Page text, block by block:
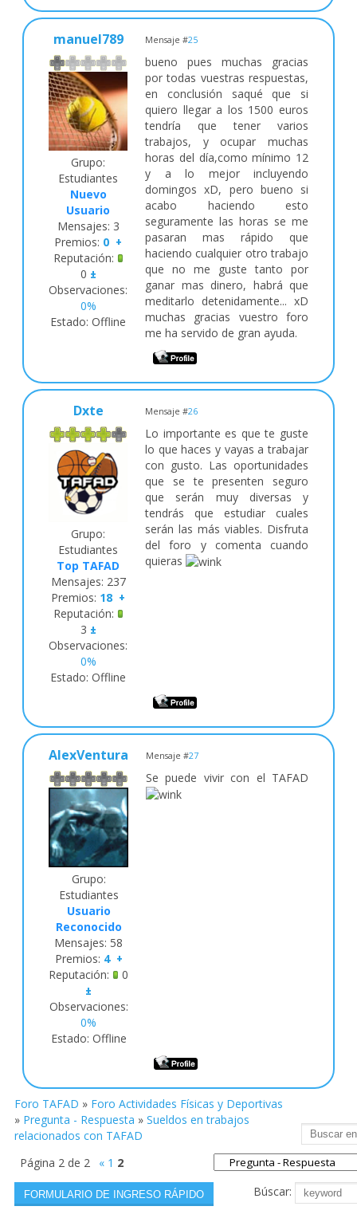
manuel789 Mensaje #25
Grupo:
Estudiantes
Nuevo
Usuario
Mensajes: 3
Premios: 0 +
Reputación:
0 ±
Observaciones:
0%
Estado: Offline
bueno pues muchas gracias
por todas vuestras respuestas,
en conclusión saqué que si
quiero llegar a los 1500 euros
tendría que tener varios
trabajos, y ocupar muchas
horas del día,como mínimo 12
y a lo mejor incluyendo
domingos xD, pero bueno si
acabo haciendo esto
seguramente las horas se me
pasaran mas rápido que
haciendo cualquier otro trabajo
que no me guste tanto por
ganar mas dinero, habrá que
meditarlo detenidamente... xD
muchas gracias vuestro foro
me ha servido de gran ayuda.
Dxte Mensaje #26
Grupo:
Estudiantes
Top TAFAD
Mensajes: 237
Premios: 18 +
Reputación:
3 ±
Observaciones:
0%
Estado: Offline
Lo importante es que te guste
lo que haces y vayas a trabajar
con gusto. Las oportunidades
que se te presenten seguro
que serán muy diversas y
tendrás que estudiar cuales
serán las más viables. Disfruta
del foro y comenta cuando
quieras
AlexVentura Mensaje #27
Grupo:
Estudiantes
Usuario
Reconocido
Mensajes: 58
Premios: 4 +
Reputación: 0
±
Observaciones:
0%
Estado: Offline
Se puede vivir con el TAFAD
Foro TAFAD » Foro Actividades Físicas y Deportivas
» Pregunta - Respuesta » Sueldos en trabajos
relacionados con TAFAD
Página 2 de 2 « 1 2
Búscar: